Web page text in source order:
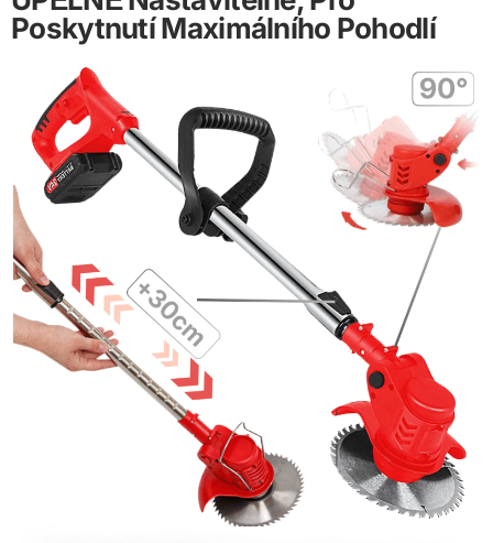
Poskytnutí Maximálního Pohodlí